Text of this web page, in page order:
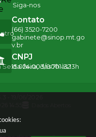
Siga-nos
Contato
(66) 3520-7200
gabinete@sinop.mt.go
v.br
feira, das 7h às 13h
CNPJ
15.024.003/0001-32